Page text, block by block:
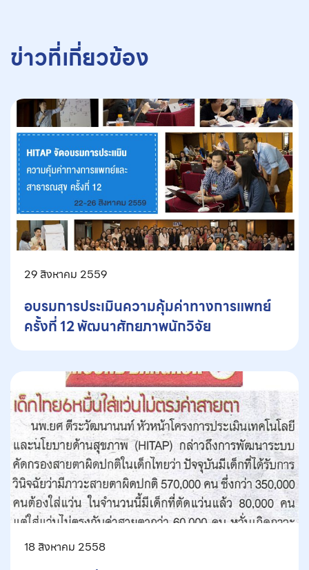
ข่าวที่เกี่ยวข้อง
29 สิงหาคม 2559
อบรมการประเมินความคุ้มค่าทางการแพทย์
ครั้งที่ 12 พัฒนาศักยภาพนักวิจัย
18 สิงหาคม 2558